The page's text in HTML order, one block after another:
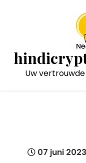
Uw
07 juni 2023